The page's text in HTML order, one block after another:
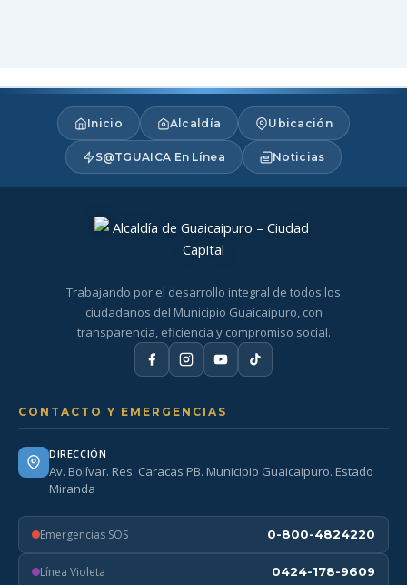
Inicio Alcaldía Ubicación
S@TGUAICA En Línea Noticias
Trabajando por el desarrollo integral de todos los
ciudadanos del Municipio Guaicaipuro, con
transparencia, eficiencia y compromiso social.
CONTACTO Y EMERGENCIAS
DIRECCIÓN
Av. Bolívar. Res. Caracas PB. Municipio Guaicaipuro. Estado
Miranda
Emergencias SOS 0-800-4824220
Línea Violeta 0424-178-9609